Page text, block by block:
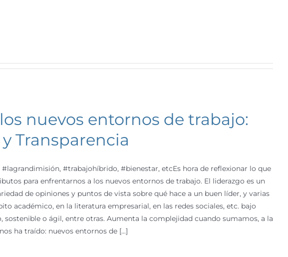
nuevos entornos de trabajo:
Transparencia
#trabajohíbrido, #bienestar, etcEs hora de reflexionar lo que
para enfrentarnos a los nuevos entornos de trabajo. El liderazgo es un
de opiniones y puntos de vista sobre qué hace a un buen líder, y varias
académico, en la literatura empresarial, en las redes sociales, etc. bajo
o ágil, entre otras. Aumenta la complejidad cuando sumamos, a la
ha traído: nuevos entornos de [...]